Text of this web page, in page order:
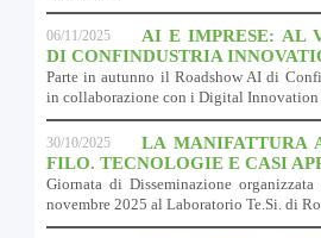
06/11/2025
AI E IMPRESE: AL
DI CONFINDUSTRIA
Parte in autunno il Roadshow AI di
in collaborazione con i Digital Innovation
30/10/2025
LA MANIFATTURA
FILO. TECNOLOGIE E CASI
Giornata di Disseminazione
novembre 2025 al Laboratorio Te.Si. di